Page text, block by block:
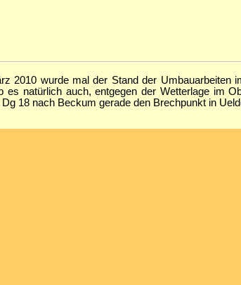
2010 wurde mal der Stand der Umbauarbeiten
es natürlich auch, entgegen der Wetterlage im
18 nach Beckum gerade den Brechpunkt in